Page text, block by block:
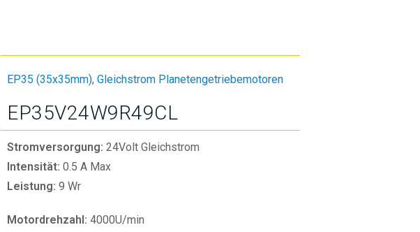
EP35 (35x35mm), Gleichstrom Planetengetriebemotoren
EP35V24W9R49CL
Stromversorgung: 24Volt Gleichstrom
Intensität: 0.5 A Max
Leistung: 9 Wr
Motordrehzahl: 4000U/min